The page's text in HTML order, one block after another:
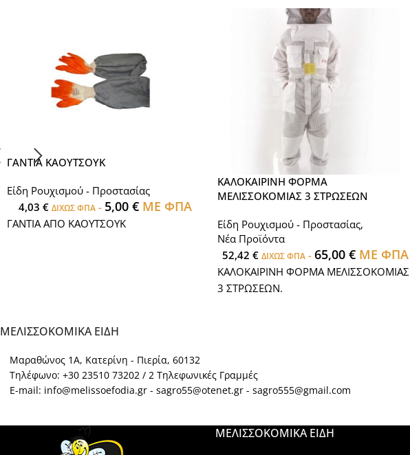
ΓΑΝΤΙΑ ΚΑΟΥΤΣΟΥΚ
Είδη Ρουχισμού - Προστασίας
4,03 € ΔΙΧΩΣ ΦΠΑ- 5,00 €ΜΕ ΦΠΑ
ΓΑΝΤΙΑ ΑΠΟ ΚΑΟΥΤΣΟΥΚ
ΚΑΛΟΚΑΙΡΙΝΗ ΦΟΡΜΑ
ΜΕΛΙΣΣΟΚΟΜΙΑΣ 3 ΣΤΡΩΣΕΩΝ
Είδη Ρουχισμού - Προστασίας,
Νέα Προϊόντα
52,42 € ΔΙΧΩΣ ΦΠΑ- 65,00 €ΜΕ ΦΠΑ
ΚΑΛΟΚΑΙΡΙΝΗ ΦΟΡΜΑ ΜΕΛΙΣΣΟΚΟΜΙΑΣ
3 ΣΤΡΩΣΕΩΝ.
ΜΕΛΙΣΣΟΚΟΜΙΚΑ ΕΙΔΗ
Μαραθώνος 1Α, Κατερίνη - Πιερία, 60132
Τηλέφωνο: +30 23510 73202 / 2 Τηλεφωνικές Γραμμές
E-mail: info@melissoefodia.gr - sagro55@otenet.gr - sagro555@gmail.com
ΜΕΛΙΣΣΟΚΟΜΙΚΑ ΕΙΔΗ